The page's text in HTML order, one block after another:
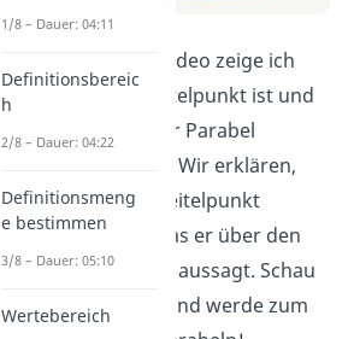
In diesem Erklärvideo zeige ich
dir, was ein Scheitelpunkt ist und
wie du ihn in einer Parabel
erkennen kannst. Wir erklären,
wie man den Scheitelpunkt
berechnet und was er über den
Verlauf der Kurve aussagt. Schau
dir das Video an und werde zum
1/8 – Dauer: 04:11
Definitionsbereic
h
2/8 – Dauer: 04:22
Definitionsmeng
e bestimmen
3/8 – Dauer: 05:10
Wertebereich